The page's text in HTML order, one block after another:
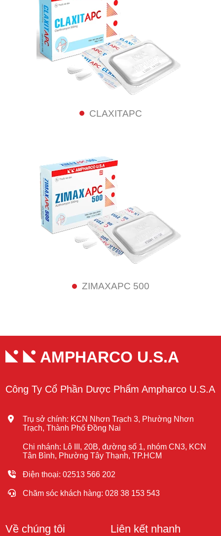
CLAXITAPC
ZIMAXAPC 500
AMPHARCO U.S.A
Công Ty Cổ Phần Dược Phẩm Ampharco U.S.A
Trụ sở chính: KCN Nhơn Trạch 3, Phường Nhơn
Trạch, Thành Phố Đồng Nai
Chi nhánh: Lô III, 20B, đường số 1, nhóm CN3, KCN
Tân Bình, Phường Tây Thạnh, TP.HCM
Điện thoại: 02513 566 202
Chăm sóc khách hàng: 028 38 153 543
Về chúng tôi Liên kết nhanh